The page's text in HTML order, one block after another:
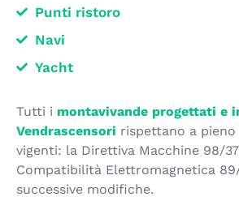
Punti ristoro
Navi
Yacht
Tutti i montavivande progettati e
Vendrascensori rispettano a
vigenti: la Direttiva Macchine 98/
Compatibilità Elettromagnetica
successive modifiche.